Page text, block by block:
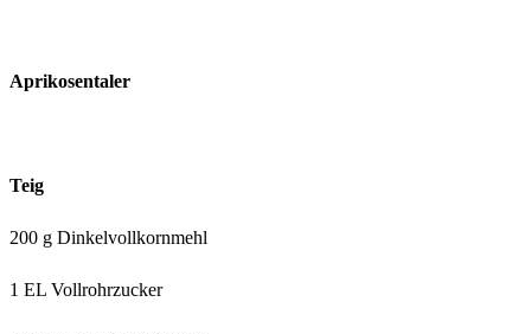
Aprikosentaler
Teig
200 g Dinkelvollkornmehl
1 EL Vollrohrzucker